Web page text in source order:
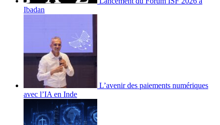
Ibadan
L’avenir des paiements numériques
avec l’IA en Inde